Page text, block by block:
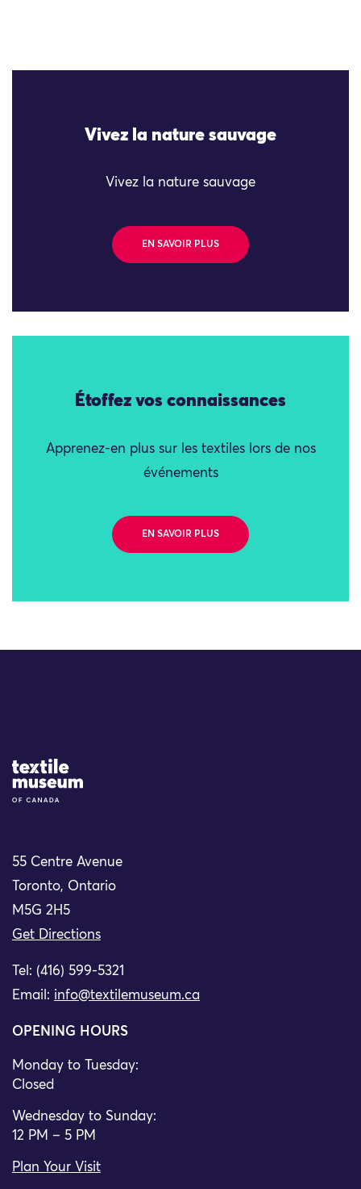
Vivez la nature sauvage
Vivez la nature sauvage
EN SAVOIR PLUS
Étoffez vos connaissances
Apprenez-en plus sur les textiles lors de nos
événements
EN SAVOIR PLUS
Site Logo
55 Centre Avenue
Toronto, Ontario
M5G 2H5
Get Directions
Tel: (416) 599-5321
Email: info@textilemuseum.ca
OPENING HOURS
Monday to Tuesday:
Closed
Wednesday to Sunday:
12 PM – 5 PM
Plan Your Visit